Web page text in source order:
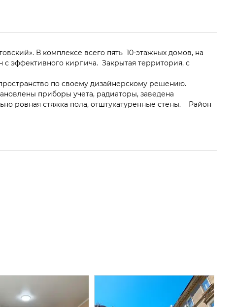
В комплексе всего пять 10-этажных домов, на
с эффективного кирпича. Закрытая территория, с
по своему дизайнерскому решению.
приборы учета, радиаторы, заведена
ровная стяжка пола, отштукатуренные стены. Район